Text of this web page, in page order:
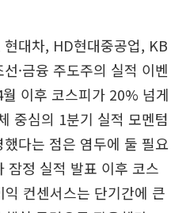
대차, HD현대중공업, KB
·금융 주도주의 실적 이벤
이후 코스피가 20% 넘게
중심의 1분기 실적 모멘텀
다는 점은 염두에 둘 필요
잠정 실적 발표 이후 코스
컨센서스는 단기간에 큰